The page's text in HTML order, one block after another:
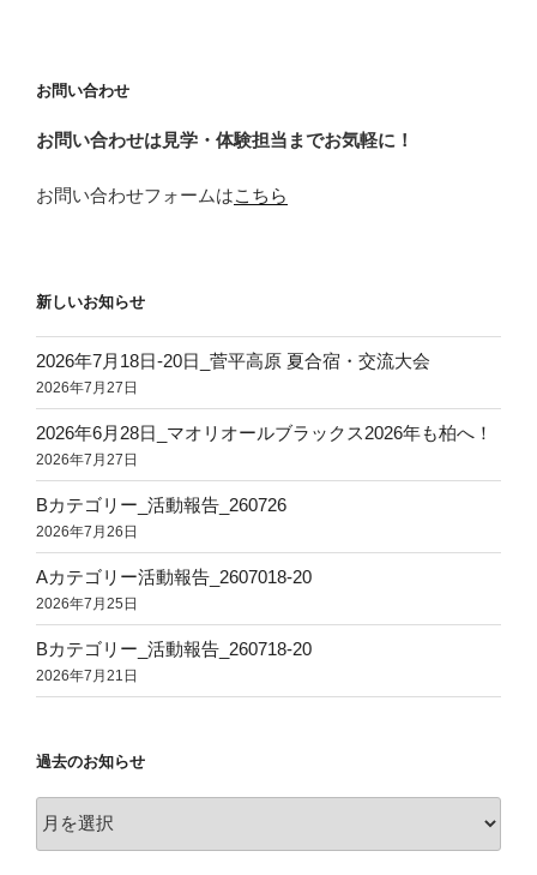
ン
お問い合わせ
お問い合わせは見学・体験担当までお気軽に！
お問い合わせフォームはこちら
新しいお知らせ
2026年7月18日‐20日_菅平高原 夏合宿・交流大会
2026年7月27日
2026年6月28日_マオリオールブラックス2026年も柏へ！
2026年7月27日
Bカテゴリー_活動報告_260726
2026年7月26日
Aカテゴリー活動報告_2607018-20
2026年7月25日
Bカテゴリー_活動報告_260718-20
2026年7月21日
過去のお知らせ
去